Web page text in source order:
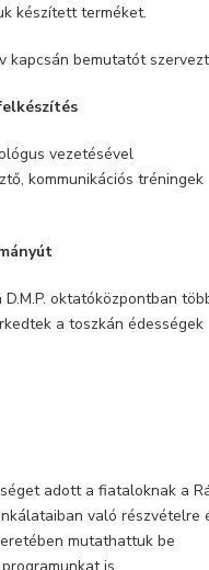
készített terméket.
kapcsán bemutatót
vezetésével
kommunikációs tréningek
oktatóközpontban
a toszkán édességek
adott a fiataloknak a
való részvételre
mutathattuk be